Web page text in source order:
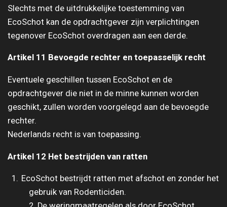
Slechts met de uitdrukkelijke toestemming van
EcoSchot kan de opdrachtgever zijn verplichtingen
tegenover EcoSchot overdragen aan een derde.
Artikel 11 Bevoegde rechter en toepasselijk recht
Eventuele geschillen tussen EcoSchot en de
opdrachtgever die niet in de minne kunnen worden
geschikt, zullen worden voorgelegd aan de bevoegde
rechter.
Nederlands recht is van toepassing.
Artikel 12 Het bestrijden van ratten
EcoSchot bestrijdt ratten met afschot en zonder het
gebruik van Rodenticiden.